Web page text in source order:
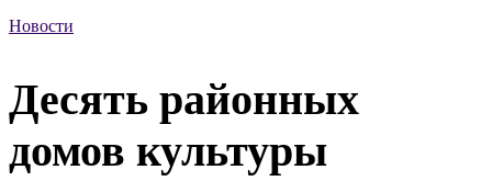
Новости
Десять районных
домов культуры